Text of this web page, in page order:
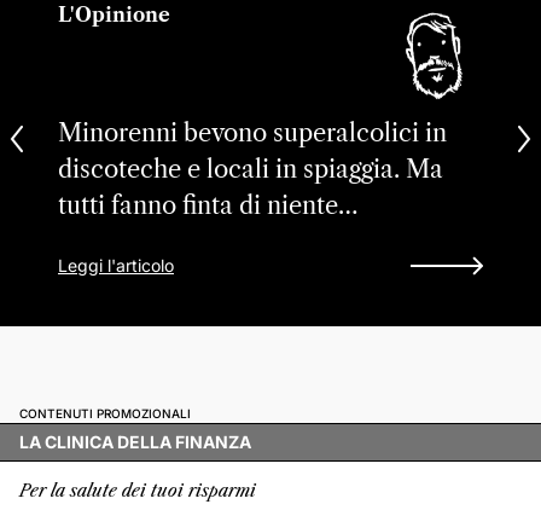
L'Opinione
Minorenni bevono superalcolici in
discoteche e locali in spiaggia. Ma
tutti fanno finta di niente…
Leggi l'articolo
CONTENUTI PROMOZIONALI
LA CLINICA DELLA FINANZA
Per la salute dei tuoi risparmi